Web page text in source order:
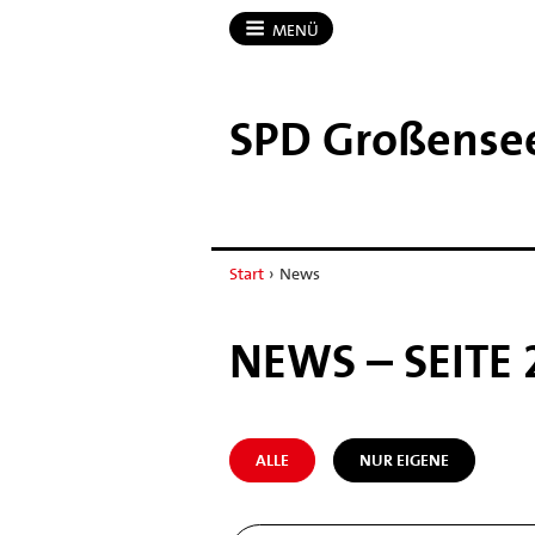
MENÜ
SPD
Start › News
NEWS – SEITE
ALLE NUR EIGENE